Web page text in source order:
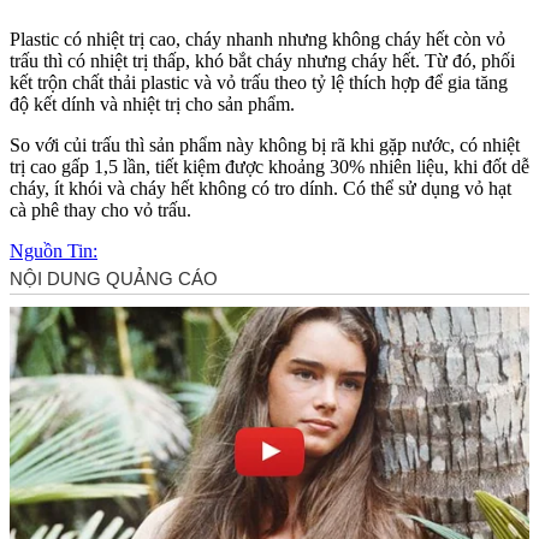
Plastic có nhiệt trị cao, cháy nhanh nhưng không cháy hết còn vỏ
trấu thì có nhiệt trị thấp, khó bắt cháy nhưng cháy hết. Từ đó, phối
kết trộn chất thải plastic và vỏ trấu theo tỷ lệ thích hợp để gia tăng
độ kết dính và nhiệt trị cho sản phẩm.
So với củi trấu thì sản phẩm này không bị rã khi gặp nước, có nhiệt
trị cao gấp 1,5 lần, tiết kiệm được khoảng 30% nhiên liệu, khi đốt dễ
cháy, ít khói và cháy hết không có tro dính. Có thể sử dụng vỏ hạt
cà phê thay cho vỏ trấu.
Nguồn Tin: